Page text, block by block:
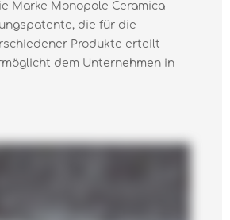
Marke Monopole Ceramica
die für die
Produkte erteilt
dem Unternehmen in